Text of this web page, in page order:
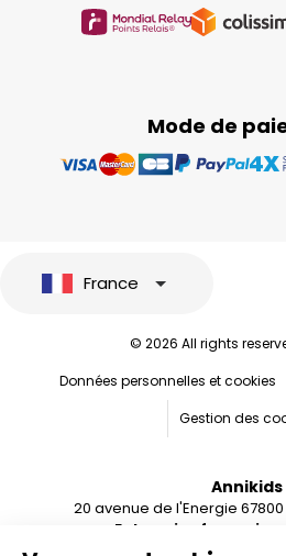
Mode de
France
© 2026 All rights
Données personnelles et cookies
Gestion des
Annikids
20 avenue de l'Energie 67800
Entreprise française